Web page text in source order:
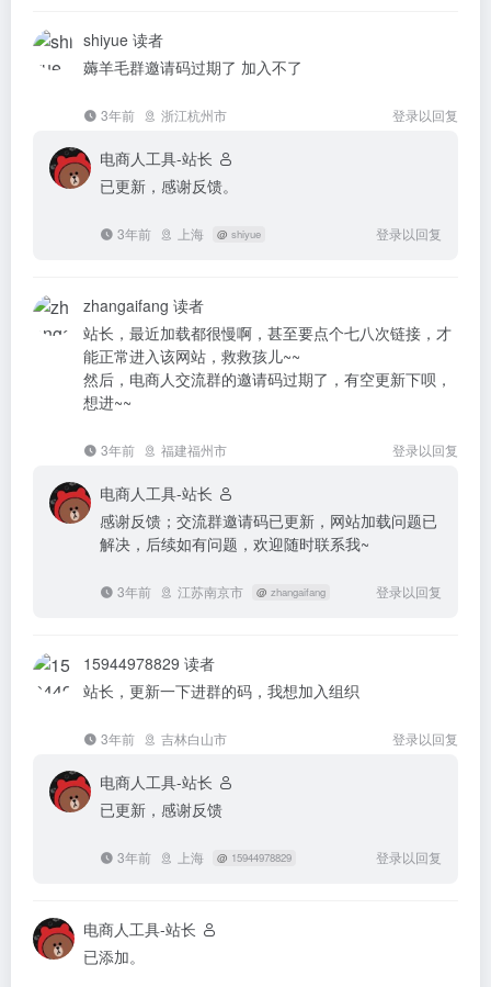
shiyue 读者
薅羊毛群邀请码过期了 加入不了
3年前 浙江杭州市 登录以回复
电商人工具-站长
已更新，感谢反馈。
3年前 上海 @ shiyue 登录以回复
zhangaifang 读者
站长，最近加载都很慢啊，甚至要点个七八次链接，才
能正常进入该网站，救救孩儿~~
然后，电商人交流群的邀请码过期了，有空更新下呗，
想进~~
3年前 福建福州市 登录以回复
电商人工具-站长
感谢反馈；交流群邀请码已更新，网站加载问题已
解决，后续如有问题，欢迎随时联系我~
3年前 江苏南京市 @ zhangaifang 登录以回复
15944978829 读者
站长，更新一下进群的码，我想加入组织
3年前 吉林白山市 登录以回复
电商人工具-站长
已更新，感谢反馈
3年前 上海 @ 15944978829 登录以回复
电商人工具-站长
已添加。